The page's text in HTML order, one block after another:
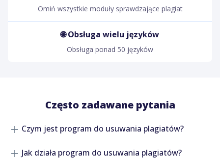
Omiń wszystkie moduły sprawdzające plagiat
🌐 Obsługa wielu języków
Obsługa ponad 50 języków
Często zadawane pytania
Czym jest program do usuwania plagiatów?
Jak działa program do usuwania plagiatów?